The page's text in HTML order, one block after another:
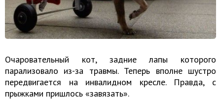
Очаровательный кот, задние лапы которого
парализовало из-за травмы. Теперь вполне шустро
передвигается на инвалидном кресле. Правда, с
прыжками пришлось «завязать».